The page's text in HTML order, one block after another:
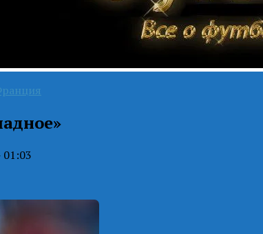
01:03